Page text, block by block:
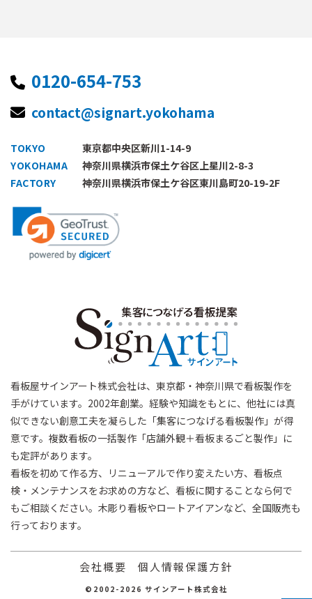
0120-654-753
contact@signart.yokohama
TOKYO
東京都中央区新川1-14-9
YOKOHAMA
神奈川県横浜市保土ケ谷区上星川2-8-3
FACTORY
神奈川県横浜市保土ケ谷区東川島町20-19-2F
看板屋サインアート株式会社は、東京都・神奈川県で看板製作を
手がけています。2002年創業。経験や知識をもとに、他社には真
似できない創意工夫を凝らした「集客につなげる看板製作」が得
意です。複数看板の一括製作「店舗外観＋看板まるごと製作」に
も定評があります。
看板を初めて作る方、リニューアルで作り変えたい方、看板点
検・メンテナンスをお求めの方など、看板に関することなら何で
もご相談ください。木彫り看板やロートアイアンなど、全国販売も
行っております。
会社概要 個人情報保護方針
©2002-2026 サインアート株式会社